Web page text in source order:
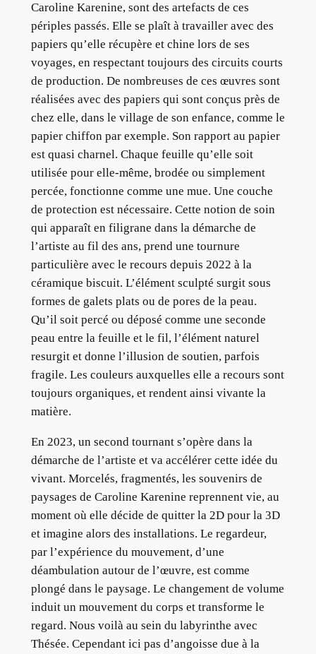
Caroline Karenine, sont des artefacts de ces
périples passés. Elle se plaît à travailler avec des
papiers qu’elle récupère et chine lors de ses
voyages, en respectant toujours des circuits courts
de production. De nombreuses de ces œuvres sont
réalisées avec des papiers qui sont conçus près de
chez elle, dans le village de son enfance, comme le
papier chiffon par exemple. Son rapport au papier
est quasi charnel. Chaque feuille qu’elle soit
utilisée pour elle-même, brodée ou simplement
percée, fonctionne comme une mue. Une couche
de protection est nécessaire. Cette notion de soin
qui apparaît en filigrane dans la démarche de
l’artiste au fil des ans, prend une tournure
particulière avec le recours depuis 2022 à la
céramique biscuit. L’élément sculpté surgit sous
formes de galets plats ou de pores de la peau.
Qu’il soit percé ou déposé comme une seconde
peau entre la feuille et le fil, l’élément naturel
resurgit et donne l’illusion de soutien, parfois
fragile. Les couleurs auxquelles elle a recours sont
toujours organiques, et rendent ainsi vivante la
matière.
En 2023, un second tournant s’opère dans la
démarche de l’artiste et va accélérer cette idée du
vivant. Morcelés, fragmentés, les souvenirs de
paysages de Caroline Karenine reprennent vie, au
moment où elle décide de quitter la 2D pour la 3D
et imagine alors des installations. Le regardeur,
par l’expérience du mouvement, d’une
déambulation autour de l’œuvre, est comme
plongé dans le paysage. Le changement de volume
induit un mouvement du corps et transforme le
regard. Nous voilà au sein du labyrinthe avec
Thésée. Cependant ici pas d’angoisse due à la